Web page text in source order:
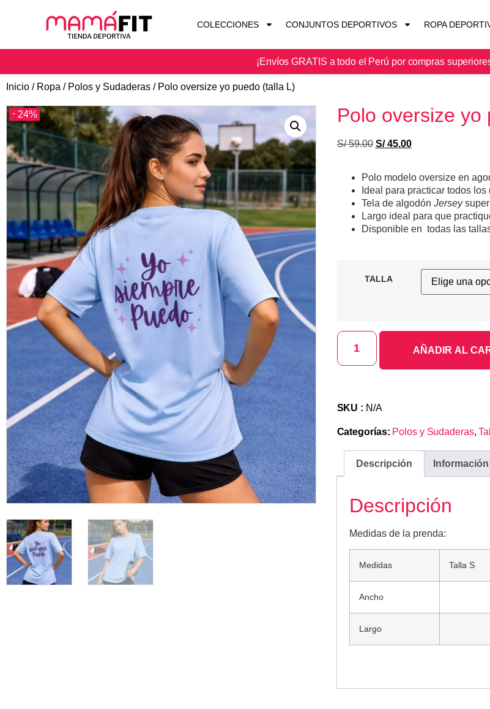
COLECCIONES CONJUNTOS DEPORTIVOS ROPA
¡Envíos GRATIS a todo el Perú por compras
Inicio / Ropa / Polos y Sudaderas / Polo oversize yo puedo (talla L)
24% Polo oversize yo
S/59.00 S/45.00
Polo modelo oversize en
Ideal para practicar todos los
Tela de algodón Jersey
Largo ideal para que
Disponible en todas las
TALLA
AÑADIR AL
SKU : N/A
Categorías: Polos y Sudaderas,
Descripción
Descripción
Medidas de la prenda:
Medidas Talla S
Ancho
Largo